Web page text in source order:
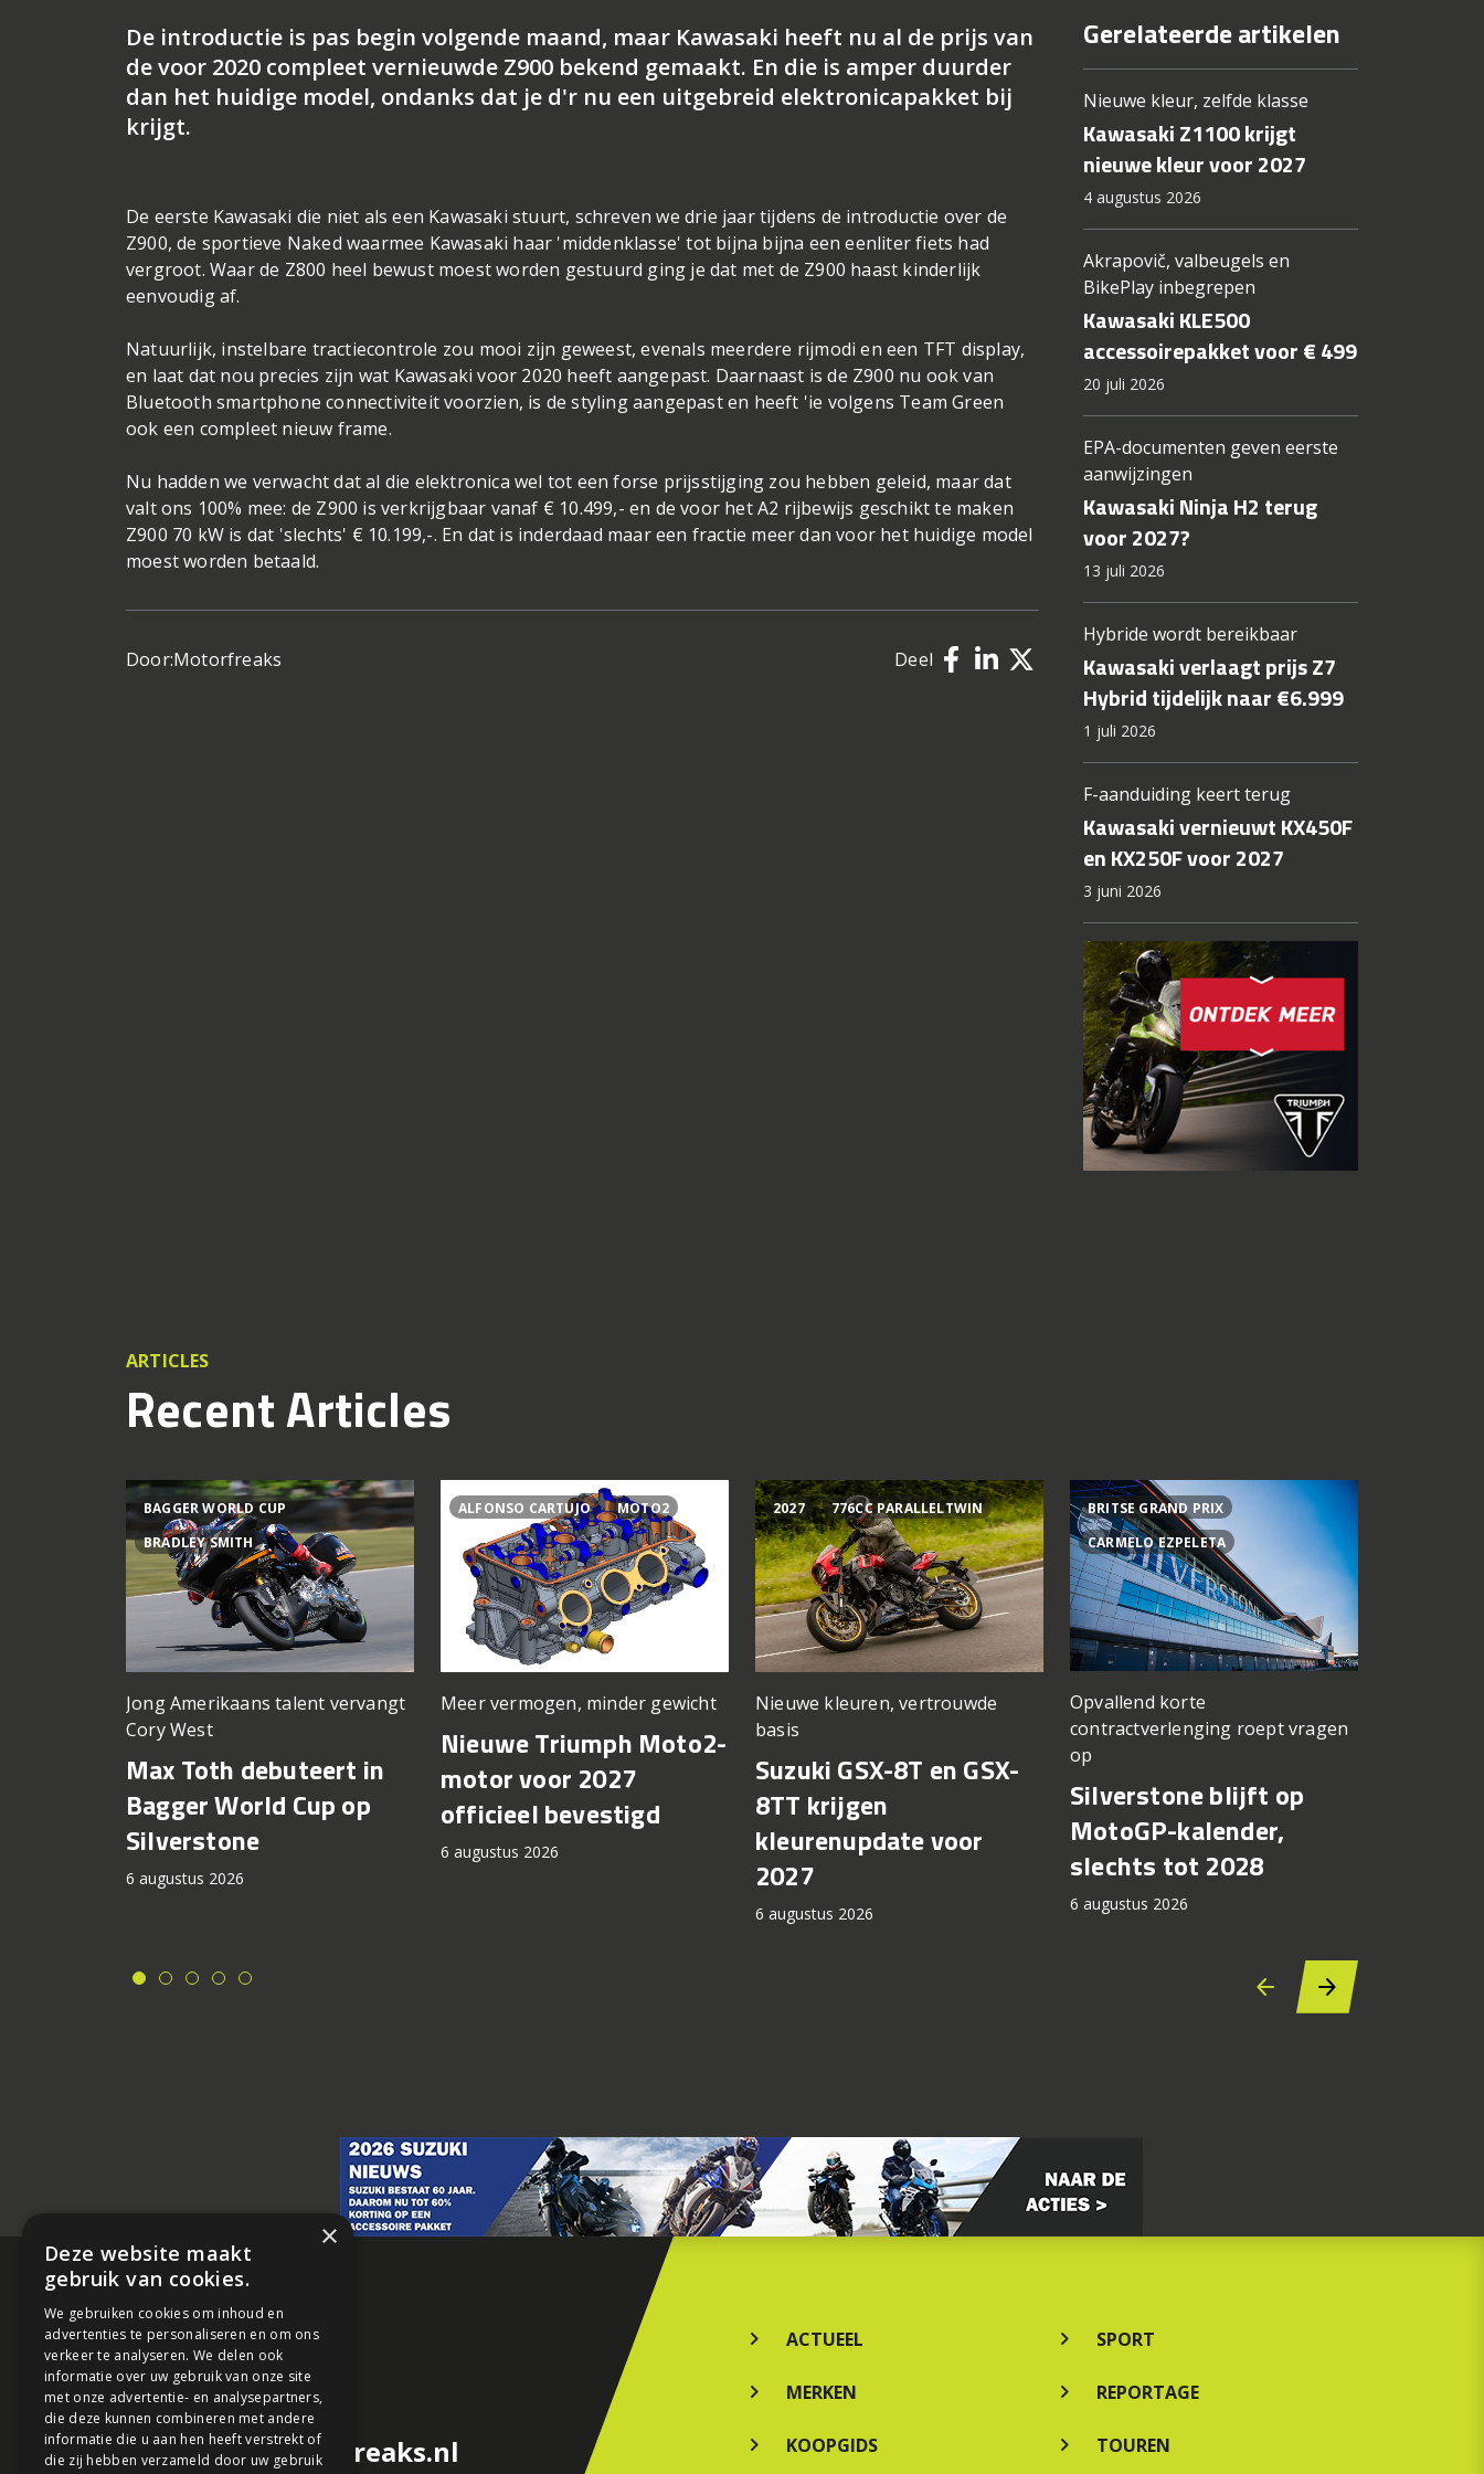
De introductie is pas begin volgende maand, maar Kawasaki heeft nu al de prijs van
de voor 2020 compleet vernieuwde Z900 bekend gemaakt. En die is amper duurder
dan het huidige model, ondanks dat je d'r nu een uitgebreid elektronicapakket bij
krijgt.
De eerste Kawasaki die niet als een Kawasaki stuurt, schreven we drie jaar tijdens de introductie over de
Z900, de sportieve Naked waarmee Kawasaki haar 'middenklasse' tot bijna bijna een eenliter fiets had
vergroot. Waar de Z800 heel bewust moest worden gestuurd ging je dat met de Z900 haast kinderlijk
eenvoudig af.
Natuurlijk, instelbare tractiecontrole zou mooi zijn geweest, evenals meerdere rijmodi en een TFT display,
en laat dat nou precies zijn wat Kawasaki voor 2020 heeft aangepast. Daarnaast is de Z900 nu ook van
Bluetooth smartphone connectiviteit voorzien, is de styling aangepast en heeft 'ie volgens Team Green
ook een compleet nieuw frame.
Nu hadden we verwacht dat al die elektronica wel tot een forse prijsstijging zou hebben geleid, maar dat
valt ons 100% mee: de Z900 is verkrijgbaar vanaf € 10.499,- en de voor het A2 rijbewijs geschikt te maken
Z900 70 kW is dat 'slechts' € 10.199,-. En dat is inderdaad maar een fractie meer dan voor het huidige model
moest worden betaald.
Door:Motorfreaks Deel
Gerelateerde artikelen
Nieuwe kleur, zelfde klasse
Kawasaki Z1100 krijgt
nieuwe kleur voor 2027
4 augustus 2026
Akrapovič, valbeugels en
BikePlay inbegrepen
Kawasaki KLE500
accessoirepakket voor € 499
20 juli 2026
EPA-documenten geven eerste
aanwijzingen
Kawasaki Ninja H2 terug
voor 2027?
13 juli 2026
Hybride wordt bereikbaar
Kawasaki verlaagt prijs Z7
Hybrid tijdelijk naar €6.999
1 juli 2026
F-aanduiding keert terug
Kawasaki vernieuwt KX450F
en KX250F voor 2027
3 juni 2026
ARTICLES
Recent Articles
BAGGER WORLD CUP
BRADLEY SMITH
Jong Amerikaans talent vervangt
Cory West
Max Toth debuteert in
Bagger World Cup op
Silverstone
6 augustus 2026
ALFONSO CARTUJO MOTO2
Meer vermogen, minder gewicht
Nieuwe Triumph Moto2-
motor voor 2027
officieel bevestigd
6 augustus 2026
2027 776CC PARALLELTWIN
Nieuwe kleuren, vertrouwde
basis
Suzuki GSX-8T en GSX-
8TT krijgen
kleurenupdate voor
2027
6 augustus 2026
BRITSE GRAND PRIX
CARMELO EZPELETA
Opvallend korte
contractverlenging roept vragen
op
Silverstone blijft op
MotoGP-kalender,
slechts tot 2028
6 augustus 2026
redactie@motorfreaks.nl
ACTUEEL
MERKEN
KOOPGIDS
SPORT
REPORTAGE
TOUREN
×
Deze website maakt
gebruik van cookies.
We gebruiken cookies om inhoud en
advertenties te personaliseren en om ons
verkeer te analyseren. We delen ook
informatie over uw gebruik van onze site
met onze advertentie- en analysepartners,
die deze kunnen combineren met andere
informatie die u aan hen heeft verstrekt of
die zij hebben verzameld door uw gebruik